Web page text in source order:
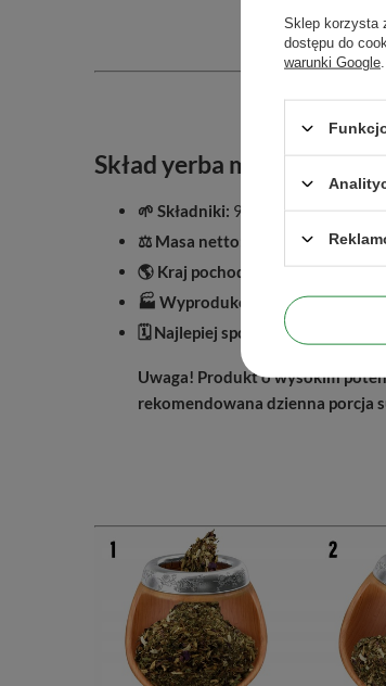
Skład yerba mate i
🌱 Składniki: 95% yerba mate, 5%
⚖️ Masa netto:
🌎 Kraj pochodzenia:
🏭 Wyprodukowano dla:Venusti
🗓️ Najlepiej spożyć przed:
Data
Uwaga! Produkt o wysokim
rekomendowana dzienna porcja
Sklep korzysta
dostępu do
warunki Google